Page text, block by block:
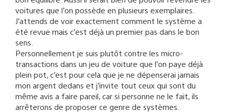
voitures que l’on possède en plusieurs exemplaires.
J’attends de voir exactement comment le système a
été revue mais c’est déjà un premier pas dans le bon
sens.
Personnellement je suis plutôt contre les micro-
transactions dans un jeu de voiture que l’on paye déjà
plein pot, c’est pour cela que je ne dépenserai jamais
mon argent dedans et j’invite tout ceux qui sont du
même avis a faire pareil, car si personne ne le fait, ils
arrêterons de proposer ce genre de systèmes.